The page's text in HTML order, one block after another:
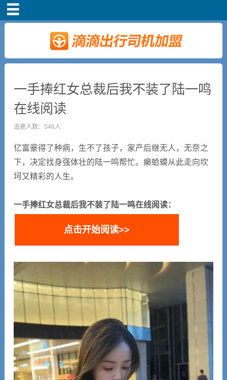
车主注册
补贴政策
小说短剧
一手捧红女总裁后我不装了陆一鸣
在线阅读
追更人数：546人
亿富豪得了种病，生不了孩子，家产后继无人，无奈之
下，决定找身强体壮的陆一鸣帮忙。癞蛤蟆从此走向坎
坷又精彩的人生。
一手捧红女总裁后我不装了陆一鸣在线阅读：
点击开始阅读>>